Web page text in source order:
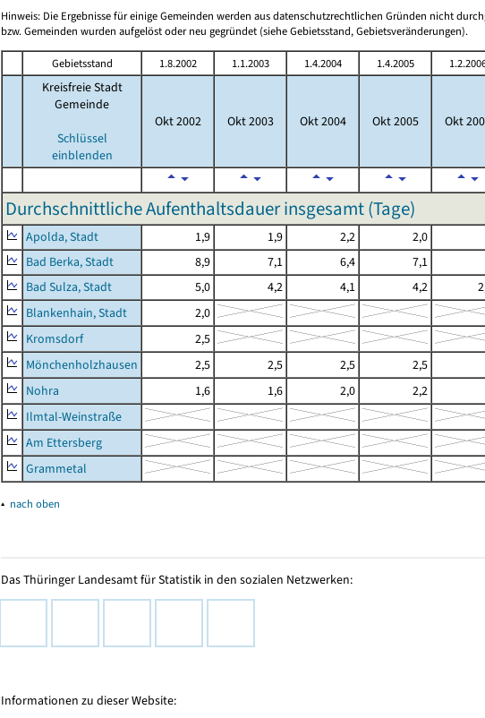
Hinweis: Die Ergebnisse für einige Gemeinden werden aus datenschutzrechtlichen Gründen nicht
bzw. Gemeinden wurden aufgelöst oder neu gegründet (siehe Gebietsstand, Gebietsveränderungen).
Gebietsstand 1.8.2002 1.1.2003 1.4.2004 1.4.2005
Kreisfreie Stadt
Gemeinde
Schlüssel
einblenden
Okt 2002 Okt 2003 Okt 2004 Okt 2005 Okt
Durchschnittliche Aufenthaltsdauer insgesamt (Tage)
Apolda, Stadt 1,9 1,9 2,2 2,0
Bad Berka, Stadt
8,9 7,1 6,4 7,1
Bad Sulza, Stadt
5,0 4,2 4,1 4,2
Blankenhain, Stadt
2,0
Kromsdorf
2,5
Mönchenholzhausen
2,5 2,5 2,5 2,5
Nohra
1,6 1,6 2,0 2,2
Ilmtal-Weinstraße
Am Ettersberg
Grammetal
▴ nach oben
Das Thüringer Landesamt für Statistik in den sozialen Netzwerken:
Informationen zu dieser Website: